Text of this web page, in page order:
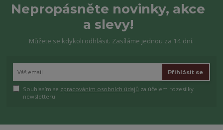
Nepropásněte novinky, akce
a slevy!
Můžete se kdykoli odhlásit. Zasíláme jednou za 14 dní.
Přihlásit se
Souhlasím se zpracováním osobních údajů za účelem rozesílky
newsletteru.